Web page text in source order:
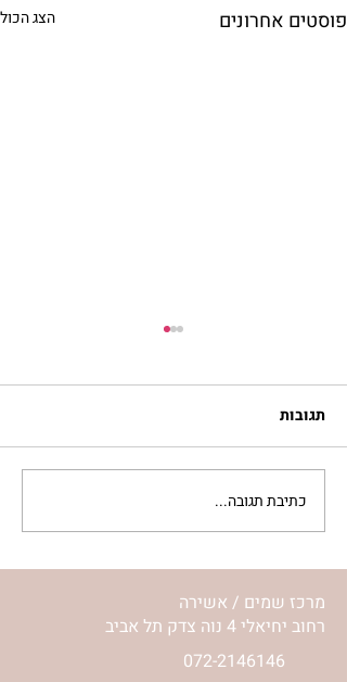
פוסטים אחרונים הצג הכול
סלט מצליבים | ג’סיקה
הלפרין
תגובות
כתיבת תגובה...
מרכז שמים / אשירה
רחוב יחיאלי 4 נוה צדק תל אביב
072-2146146